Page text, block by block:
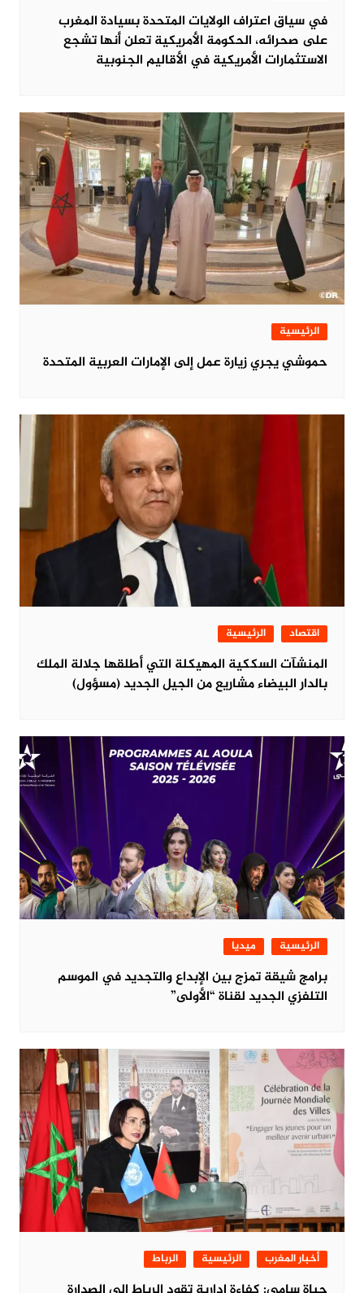
في سياق اعتراف الولايات المتحدة بسيادة المغرب
على صحرائه، الحكومة الأمريكية تعلن أنها تشجع
الاستثمارات الأمريكية في الأقاليم الجنوبية
الرئيسية
حموشي يجري زيارة عمل إلى الإمارات العربية المتحدة
اقتصاد الرئيسية
المنشآت السككية المهيكلة التي أطلقها جلالة الملك
بالدار البيضاء مشاريع من الجيل الجديد (مسؤول)
الرئيسية ميديا
برامج شيقة تمزج بين الإبداع والتجديد في الموسم
التلفزي الجديد لقناة “الأولى”
أخبار المغرب الرئيسية الرباط